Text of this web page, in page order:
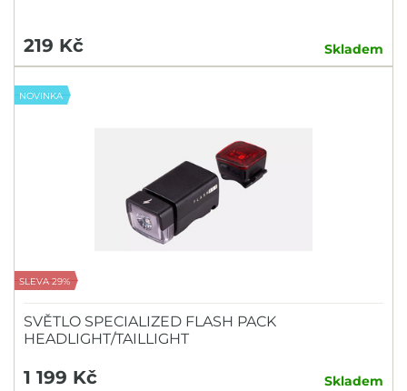
219 Kč Skladem
NOVINKA
SLEVA 29%
SVĚTLO SPECIALIZED FLASH PACK
HEADLIGHT/TAILLIGHT
1 199 Kč Skladem